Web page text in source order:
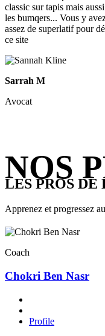
classic sur tapis mais
les bumqers... Vous y
assez de superlatif pour
ce site
Sarrah M
Avocat
NOS
LES PROS DE
Apprenez et progressez
Coach
Chokri Ben Nasr
Profile